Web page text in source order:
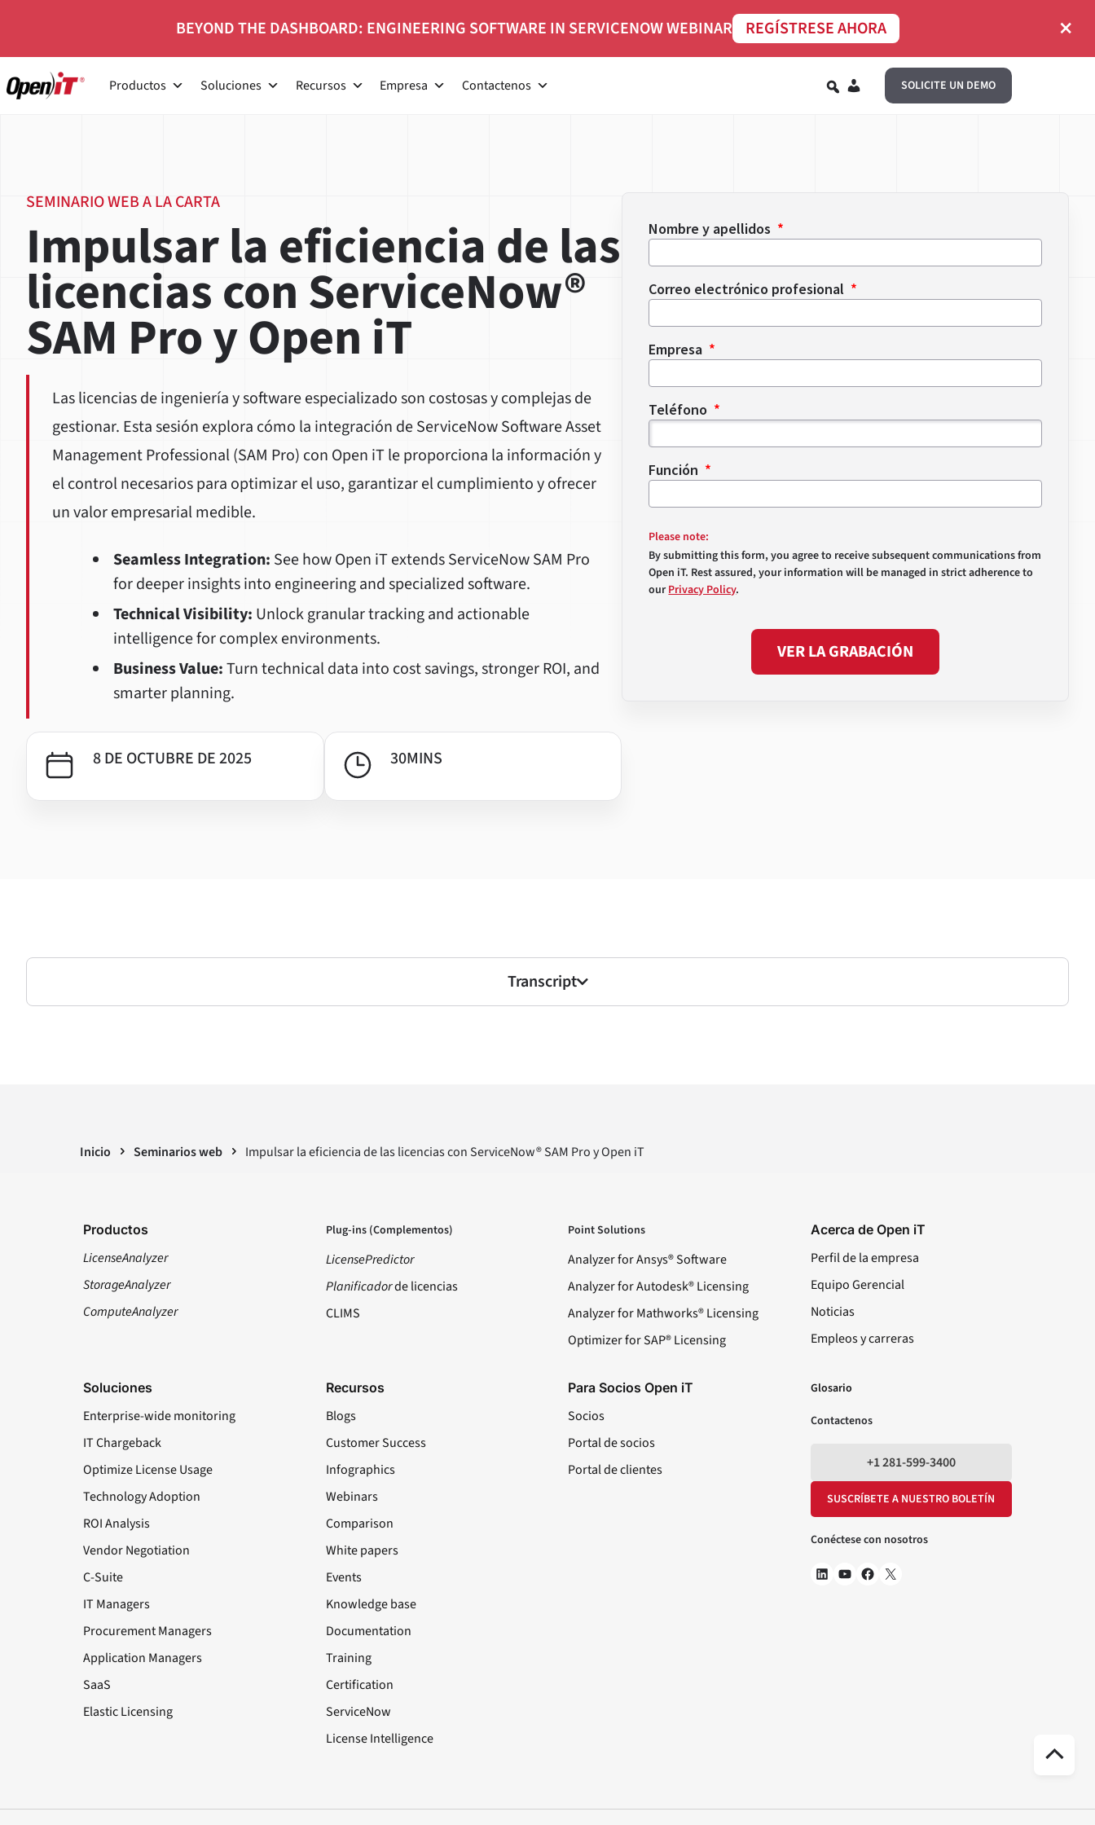
contenido
BEYOND THE DASHBOARD: ENGINEERING SOFTWARE IN SERVICENOW WEBINAR REGÍSTRESE AHORA ×
Productos Soluciones Recursos Empresa Contactenos SOLICITE UN DEMO
Impulsar la eficiencia de las
licencias con ServiceNow®
SAM Pro y Open iT
Las licencias de ingeniería y software especializado son costosas y complejas de
gestionar. Esta sesión explora cómo la integración de ServiceNow Software Asset
Management Professional (SAM Pro) con Open iT le proporciona la información y
el control necesarios para optimizar el uso, garantizar el cumplimiento y ofrecer
un valor empresarial medible.
Seamless Integration: See how Open iT extends ServiceNow SAM Pro
for deeper insights into engineering and specialized software.
Technical Visibility: Unlock granular tracking and actionable
intelligence for complex environments.
Business Value:Turn technical data into cost savings, stronger ROI, and
smarter planning.
8 DE OCTUBRE DE 2025 30MINS
SEMINARIO WEB A LA CARTA
Nombre y apellidos
Correo electrónico profesional
Empresa
Teléfono
Función
Please note:
By submitting this form, you agree to receive subsequent communications from
Open iT. Rest assured, your information will be managed in strict adherence to
ourPrivacy Policy.
VER LA GRABACIÓN
Transcript
Inicio Seminarios web Impulsar la eficiencia de las licencias con ServiceNow® SAM Pro y Open iT
Productos
LicenseAnalyzer
StorageAnalyzer
ComputeAnalyzer
Plug-ins (Complementos)
LicensePredictor
Planificadorde licencias
CLIMS
Point Solutions
Analyzer for Ansys® Software
Analyzer for Autodesk® Licensing
Analyzer for Mathworks® Licensing
Optimizer for SAP® Licensing
Acerca de Open iT
Perfil de la empresa
Equipo Gerencial
Noticias
Empleos y carreras
Soluciones
Enterprise-wide monitoring
IT Chargeback
Optimize License Usage
Technology Adoption
ROI Analysis
Vendor Negotiation
C-Suite
IT Managers
Procurement Managers
Application Managers
SaaS
Elastic Licensing
Recursos
Blogs
Customer Success
Infographics
Webinars
Comparison
White papers
Events
Knowledge base
Documentation
Training
Certification
ServiceNow
License Intelligence
Para Socios Open iT
Socios
Portal de socios
Portal de clientes
Glosario
Contactenos
+1 281-599-3400
SUSCRÍBETE A NUESTRO BOLETÍN
Conéctese con nosotros